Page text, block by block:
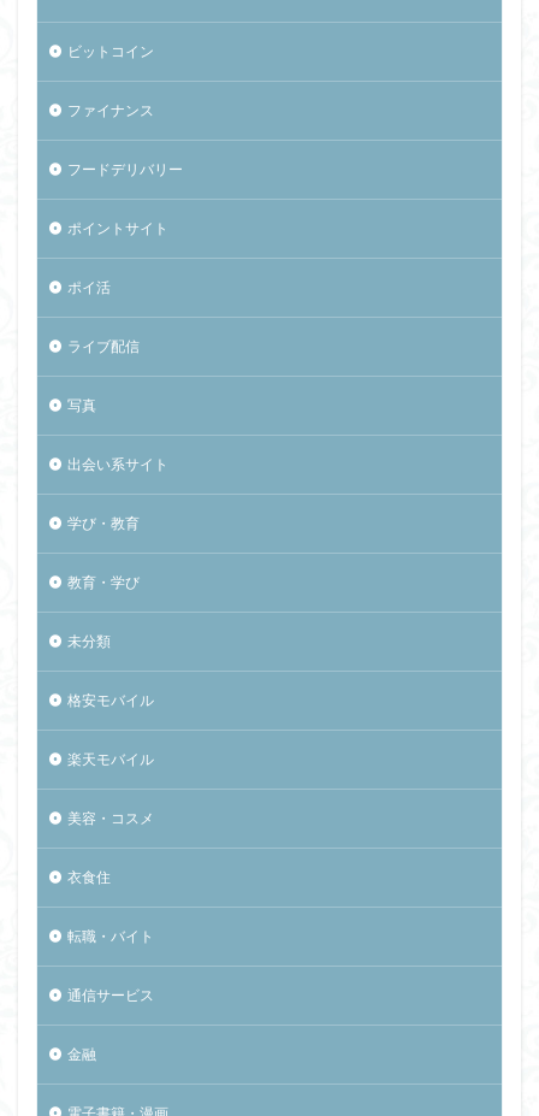
ビットコイン
ファイナンス
フードデリバリー
ポイントサイト
ポイ活
ライブ配信
写真
出会い系サイト
学び・教育
教育・学び
未分類
格安モバイル
楽天モバイル
美容・コスメ
衣食住
転職・バイト
通信サービス
金融